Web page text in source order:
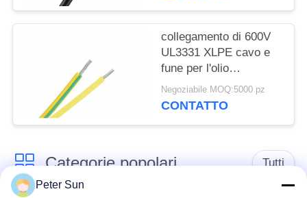
collegamento di 600V
UL3331 XLPE cavo e
fune per l'olio
dell'elettrodomestico
resistente
Negoziabile MOQ:5000 pz
CONTATTO
Categorie popolari Tutti
Peter Sun